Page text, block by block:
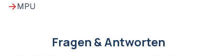
→MPU
Fragen & Antworten